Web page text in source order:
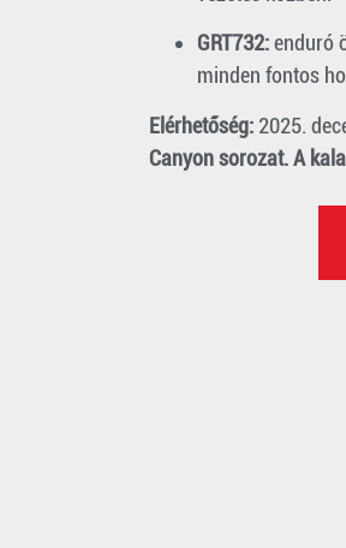
GRT732:enduró
minden fontos
Elérhetőség: 2025.
Canyon sorozat. A